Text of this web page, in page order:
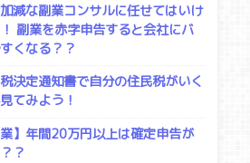
減な副業コンサルに任せてはいけ
副業を赤字申告すると会社にバ
くなる？？
決定通知書で自分の住民税がいく
てみよう！
業】年間20万円以上は確定申告が
？